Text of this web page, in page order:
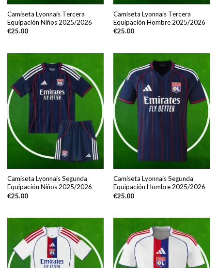
Camiseta Lyonnais Tercera
Equipación Niños 2025/2026
€25.00
Camiseta Lyonnais Tercera
Equipación Hombre 2025/2026
€25.00
Camiseta Lyonnais Segunda
Equipación Niños 2025/2026
€25.00
Camiseta Lyonnais Segunda
Equipación Hombre 2025/2026
€25.00